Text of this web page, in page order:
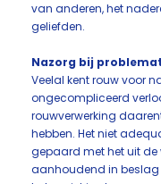
van anderen, het
geliefden.
Nazorg bij
Veelal kent rouw voor
ongecompliceerd
rouwverwerking
hebben. Het niet
gepaard met het uit
aanhoudend in beslag